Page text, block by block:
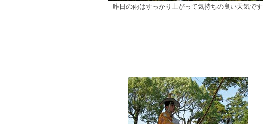
昨日の雨はすっかり上がって気持ちの良い天気です